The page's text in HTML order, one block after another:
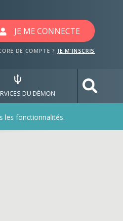
JE ME CONNECTE
DE COMPTE ? JE M'INSCRIS
DU DÉMON
les fonctionnalités.